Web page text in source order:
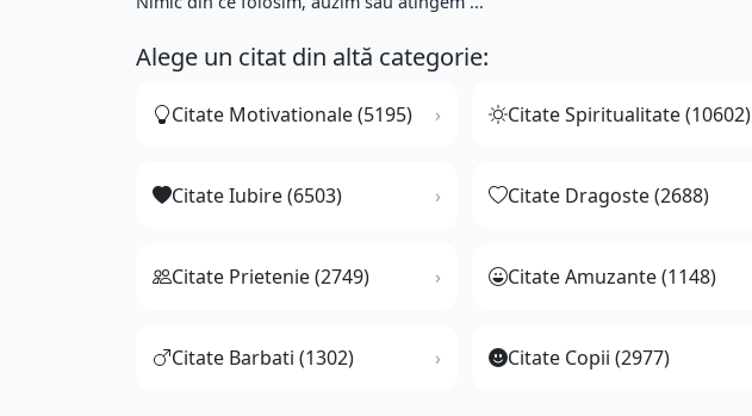
Alege un citat din altă categorie:
Citate Motivationale (5195) Citate Spiritualitate (10602)
Citate Iubire (6503) Citate Dragoste (2688)
Citate Prietenie (2749) Citate Amuzante (1148)
Citate Barbati (1302) Citate Copii (2977)